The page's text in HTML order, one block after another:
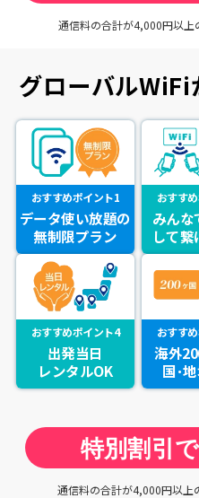
通信料の合計が4,000円以上
グローバルWiFi
おすすめポイント1
データ使い放題の
無制限プラン
おすす
みんな
して
おすすめポイント4
出発当日
レンタルOK
おすす
海外
国･
特別割引
通信料の合計が4,000円以上